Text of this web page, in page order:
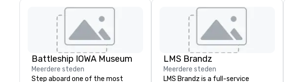
Battleship IOWA Museum
Meerdere steden
Step aboard one of the most
LMS Brandz
Meerdere steden
LMS Brandz is a full-service